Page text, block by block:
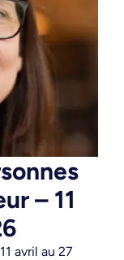
– 11
avril au 27